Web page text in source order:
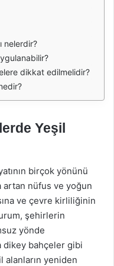
nelerdir?
dikkat edilmelidir?
Yeşil
birçok yönünü
artan nüfus ve yoğun
ve çevre kirliliğinin
şehirlerin
yönde
dikey bahçeler gibi
yeniden